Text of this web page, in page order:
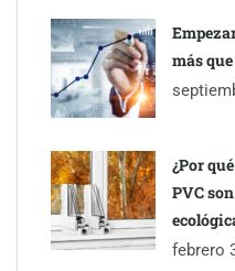
todo su catálogo de
más
¿Por
PVC
febrero